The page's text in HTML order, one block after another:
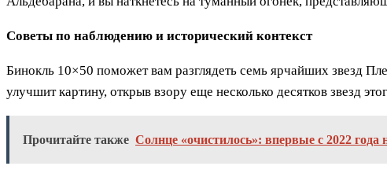
Советы по наблюдению и исторический контекст
Бинокль 10×50 поможет вам разглядеть семь ярчайших звезд
улучшит картину, открыв взору еще несколько десятков звезд
Прочитайте также Солнце «очистилось»: впервые с 2022 года